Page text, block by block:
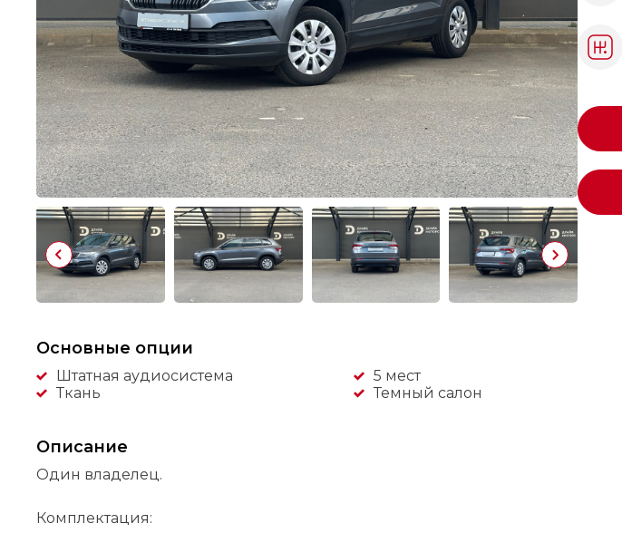
Основные опции
Штатная аудиосистема
5 мест
Ткань
Темный салон
Описание
Один владелец.
Комплектация: